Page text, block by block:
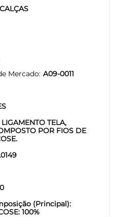
Mercado A09-0011
TELA,
POR FIOS DE
(Principal):
100%